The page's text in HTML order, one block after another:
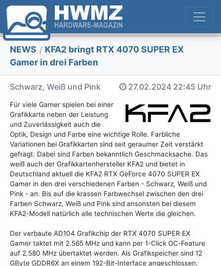
NEWS / KFA2 bringt RTX 4070 SUPER EX
Gamer in drei Farben
Schwarz, Weiß und Pink 27.02.2024 22:45 Uhr
Für viele Gamer spielen bei einer
Grafikkarte neben der Leistung
und Zuverlässigkeit auch die
Optik, Design und Farbe eine wichtige Rolle. Farbliche
Variationen bei Grafikkarten sind seit geraumer Zeit verstärkt
gefragt. Dabei sind Farben bekanntlich Geschmacksache. Das
weiß auch der Grafikkartenhersteller KFA2 und bietet in
Deutschland aktuell die KFA2 RTX GeForce 4070 SUPER EX
Gamer in den drei verschiedenen Farben - Schwarz, Weiß und
Pink - an. Bis auf die krassen Farbwechsel zwischen den drei
Farben Schwarz, Weiß und Pink sind ansonsten bei diesem
KFA2-Modell natürlich alle technischen Werte die gleichen.
Der verbaute AD104 Grafikchip der RTX 4070 SUPER EX
Gamer taktet mit 2.565 MHz und kann per 1-Click OC-Feature
auf 2.580 MHz übertaktet werden. Als Grafikspeicher sind 12
GByte GDDR6X an einem 192-Bit-Interface angeschlossen.